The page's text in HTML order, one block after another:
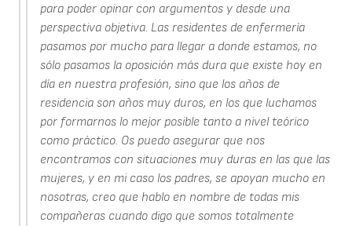
para poder opinar con argumentos y desde una
perspectiva objetiva. Las residentes de enfermería
pasamos por mucho para llegar a donde estamos, no
sólo pasamos la oposición más dura que existe hoy en
día en nuestra profesión, sino que los años de
residencia son años muy duros, en los que luchamos
por formarnos lo mejor posible tanto a nivel teórico
como práctico. Os puedo asegurar que nos
encontramos con situaciones muy duras en las que las
mujeres, y en mi caso los padres, se apoyan mucho en
nosotras, creo que hablo en nombre de todas mis
compañeras cuando digo que somos totalmente